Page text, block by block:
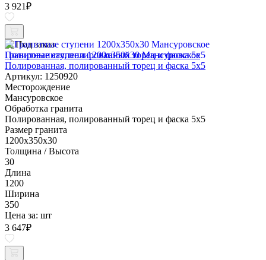
3 921₽
Под заказ
Гранитные ступени 1200x350x30 Мансуровское
Полированная, полированный торец и фаска 5x5
Артикул: 1250920
Месторождение
Мансуровское
Обработка гранита
Полированная, полированный торец и фаска 5x5
Размер гранита
1200x350x30
Толщина / Высота
30
Длина
1200
Ширина
350
Цена за: шт
3 647₽